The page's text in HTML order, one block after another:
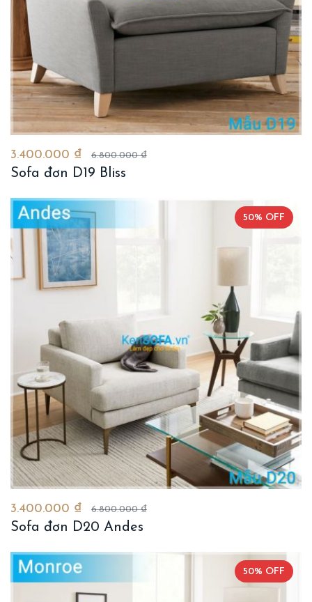
3.400.000 ₫ 6.800.000 ₫
Sofa đơn D19 Bliss
50% OFF
3.400.000 ₫ 6.800.000 ₫
Sofa đơn D20 Andes
50% OFF